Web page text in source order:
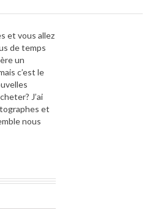
et vous allez
de temps
un
c’est le
J’ai
et
nous